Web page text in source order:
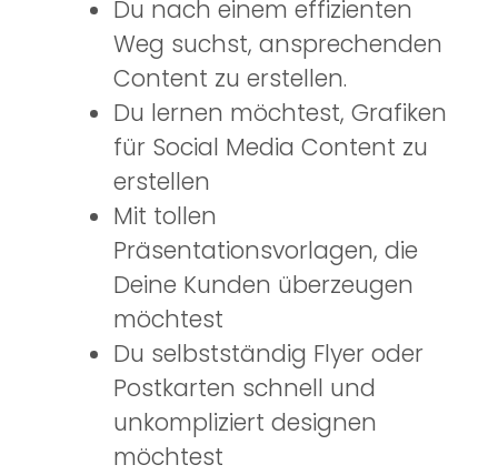
Du nach einem effizienten
Weg suchst, ansprechenden
Content zu erstellen.
Du lernen möchtest, Grafiken
für Social Media Content zu
erstellen
Mit tollen
Präsentationsvorlagen, die
Deine Kunden überzeugen
möchtest
Du selbstständig Flyer oder
Postkarten schnell und
unkompliziert designen
möchtest